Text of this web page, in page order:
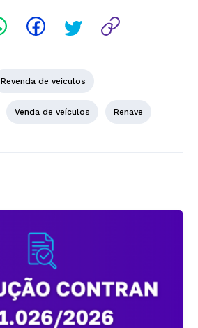
Revenda de veículos
Venda de veículos Renave